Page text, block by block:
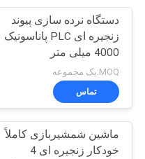
دستگاه
گریتینگ
8
دستگاه نرده سازی پیوند
زنجیره ای PLC پاناسونیک
4000 میلی متر
MOQ:یک مجموعه
تماس
ماشین شمشیربازی کاملاً
خودکار زنجیره ای 4